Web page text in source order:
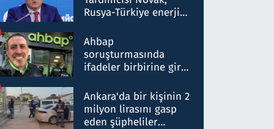
Rusya-Türkiye enerji
nitelikte olduğunu
belirtti
Ahbap
soruşturmasında
ifadeler birbirine girdi:
ifadelerinden ortaya
çıkan tablo şok etti
Ankara'da bir kişinin 2
milyon lirasını gasp
eden şüpheliler